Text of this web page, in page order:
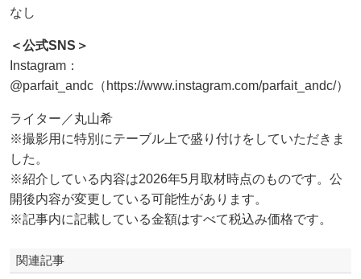
なし
＜公式SNS＞
Instagram：
@parfait_andc（https://www.instagram.com/parfait_andc/）
ライター／丸山希
※撮影用に特別にテーブル上で盛り付けをしていただきま
した。
※紹介している内容は2026年5月取材時点のものです。公
開後内容が変更している可能性があります。
※記事内に記載している金額はすべて税込み価格です。
関連記事